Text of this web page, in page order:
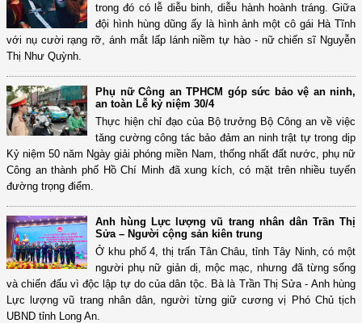
trong đó có lễ diễu binh, diễu hành hoành tráng. Giữa
đội hình hùng dũng ấy là hình ảnh một cô gái Hà Tĩnh
với nụ cười rạng rỡ, ánh mắt lấp lánh niềm tự hào - nữ chiến sĩ Nguyễn
Thị Như Quỳnh.
Phụ nữ Công an TPHCM góp sức bảo vệ an ninh,
an toàn Lễ kỷ niệm 30/4
Thực hiện chỉ đạo của Bộ trưởng Bộ Công an về việc
tăng cường công tác bảo đảm an ninh trật tự trong dịp
Kỷ niệm 50 năm Ngày giải phóng miền Nam, thống nhất đất nước, phụ nữ
Công an thành phố Hồ Chí Minh đã xung kích, có mặt trên nhiều tuyến
đường trọng điểm.
Anh hùng Lực lượng vũ trang nhân dân Trần Thị
Sửa – Người cộng sản kiên trung
Ở khu phố 4, thị trấn Tân Châu, tỉnh Tây Ninh, có một
người phụ nữ giản dị, mộc mạc, nhưng đã từng sống
và chiến đấu vì độc lập tự do của dân tộc. Bà là Trần Thị Sửa - Anh hùng
Lực lượng vũ trang nhân dân, người từng giữ cương vị Phó Chủ tịch
UBND tỉnh Long An.